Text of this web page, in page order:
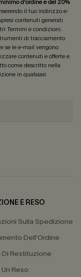
d'ordine e del 20%
il tuo indirizzo e-
contenuti generati
Termini e condizioni.
di tracciamento
se le e-mail vengono
contenuti e offerte e
come descritto nella
in qualsiasi
E RESO
Sulla Spedizione
Dell'Ordine
Di Restituzione
Reso